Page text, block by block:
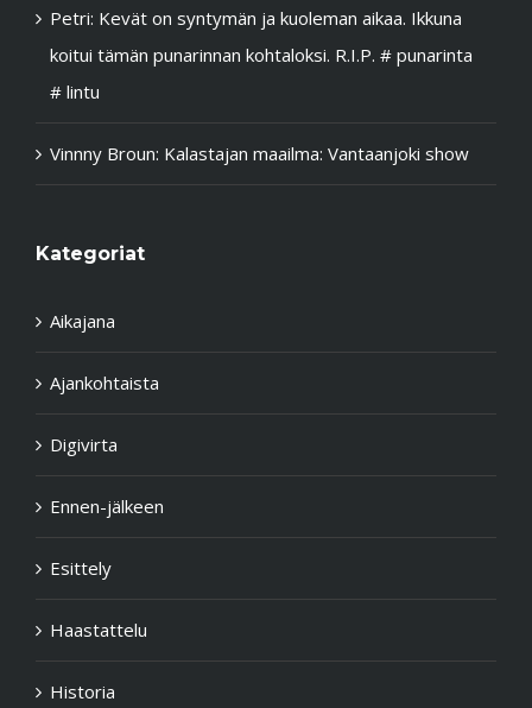
Petri: Kevät on syntymän ja kuoleman aikaa. Ikkuna
koitui tämän punarinnan kohtaloksi. R.I.P. # punarinta
# lintu
Vinnny Broun: Kalastajan maailma: Vantaanjoki show
Kategoriat
Aikajana
Ajankohtaista
Digivirta
Ennen-jälkeen
Esittely
Haastattelu
Historia